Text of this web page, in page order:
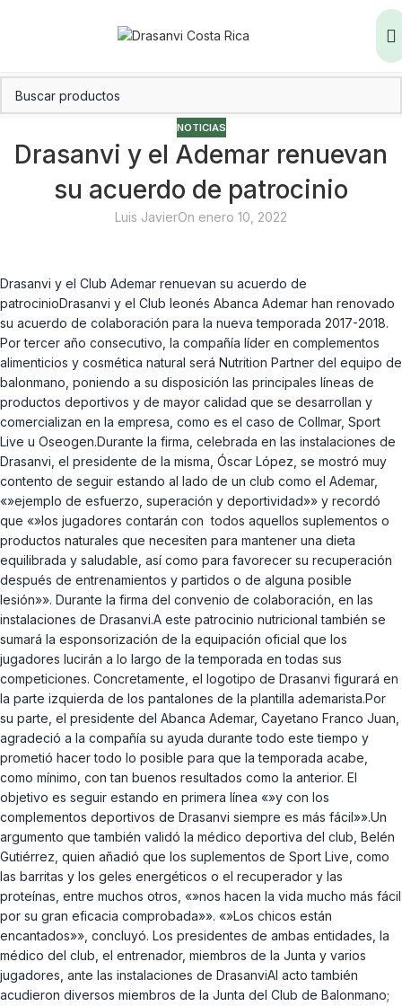
NOTICIAS
Drasanvi y el Ademar renuevan
su acuerdo de patrocinio
Luis JavierOn enero 10, 2022
Drasanvi y el Club Ademar renuevan su acuerdo de
patrocinioDrasanvi y el Club leonés Abanca Ademar han renovado
su acuerdo de colaboración para la nueva temporada 2017-2018.
Por tercer año consecutivo, la compañía líder en complementos
alimenticios y cosmética natural será Nutrition Partner del equipo de
balonmano, poniendo a su disposición las principales líneas de
productos deportivos y de mayor calidad que se desarrollan y
comercializan en la empresa, como es el caso de Collmar, Sport
Live u Oseogen.Durante la firma, celebrada en las instalaciones de
Drasanvi, el presidente de la misma, Óscar López, se mostró muy
contento de seguir estando al lado de un club como el Ademar,
«»ejemplo de esfuerzo, superación y deportividad»» y recordó
que «»los jugadores contarán con todos aquellos suplementos o
productos naturales que necesiten para mantener una dieta
equilibrada y saludable, así como para favorecer su recuperación
después de entrenamientos y partidos o de alguna posible
lesión»». Durante la firma del convenio de colaboración, en las
instalaciones de Drasanvi.A este patrocinio nutricional también se
sumará la esponsorización de la equipación oficial que los
jugadores lucirán a lo largo de la temporada en todas sus
competiciones. Concretamente, el logotipo de Drasanvi figurará en
la parte izquierda de los pantalones de la plantilla ademarista.Por
su parte, el presidente del Abanca Ademar, Cayetano Franco Juan,
agradeció a la compañía su ayuda durante todo este tiempo y
prometió hacer todo lo posible para que la temporada acabe,
como mínimo, con tan buenos resultados como la anterior. El
objetivo es seguir estando en primera línea «»y con los
complementos deportivos de Drasanvi siempre es más fácil»».Un
argumento que también validó la médico deportiva del club, Belén
Gutiérrez, quien añadió que los suplementos de Sport Live, como
las barritas y los geles energéticos o el recuperador y las
proteínas, entre muchos otros, «»nos hacen la vida mucho más fácil
por su gran eficacia comprobada»». «»Los chicos están
encantados»», concluyó. Los presidentes de ambas entidades, la
médico del club, el entrenador, miembros de la Junta y varios
jugadores, ante las instalaciones de DrasanviAl acto también
acudieron diversos miembros de la Junta del Club de Balonmano;